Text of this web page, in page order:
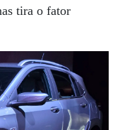
tira o fator